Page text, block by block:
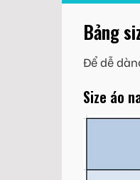
Bảng
Để dễ
Size áo